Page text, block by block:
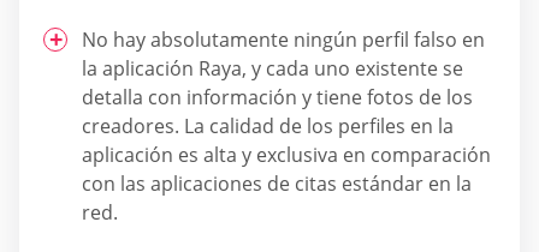
No hay absolutamente ningún perfil falso en
la aplicación Raya, y cada uno existente se
detalla con información y tiene fotos de los
creadores. La calidad de los perfiles en la
aplicación es alta y exclusiva en comparación
con las aplicaciones de citas estándar en la
red.